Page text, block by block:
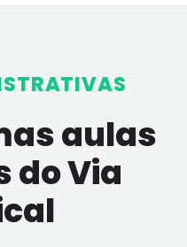
aulas
do Via